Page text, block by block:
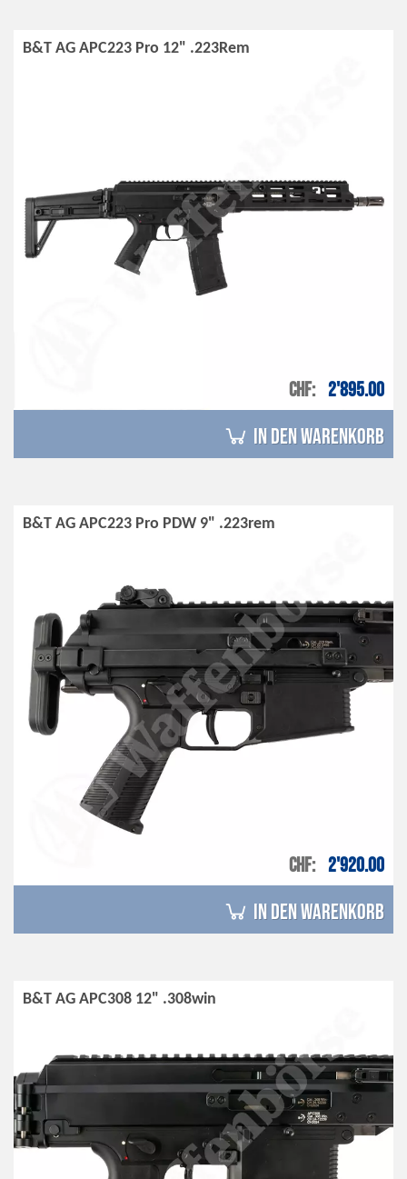
B&T AG APC223 Pro 12" .223Rem
CHF 2'895.00
in den Warenkorb
B&T AG APC223 Pro PDW 9" .223rem
CHF 2'920.00
in den Warenkorb
B&T AG APC308 12" .308win